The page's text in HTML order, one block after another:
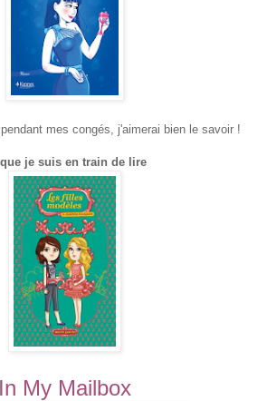
mes congés, j'aimerai bien le savoir !
je suis en train de lire
In My Mailbox